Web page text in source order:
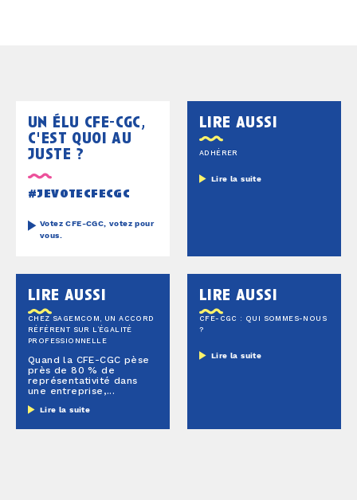
un élu cfe-cgc,
c'est quoi au
juste ?
#jevotecfecgc
Votez CFE-CGC, votez pour
vous.
lire aussi
ADHÉRER
Lire la suite
lire aussi
CHEZ SAGEMCOM, UN ACCORD
RÉFÉRENT SUR L’ÉGALITÉ
PROFESSIONNELLE
Quand la CFE-CGC pèse
près de 80 % de
représentativité dans
une entreprise,...
Lire la suite
lire aussi
CFE-CGC : QUI SOMMES-NOUS
?
Lire la suite